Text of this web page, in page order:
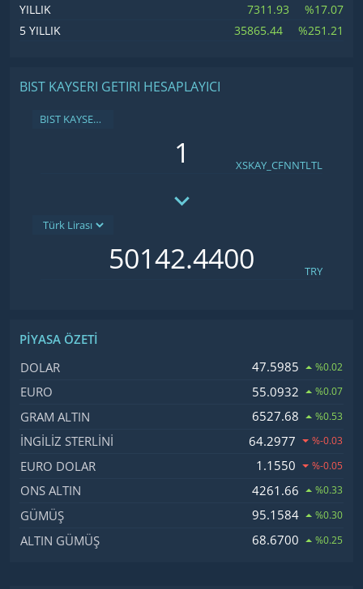
YILLIK
7311.93
%17.07
5 YILLIK
35865.44 %251.21
BIST KAYSERI GETIRI HESAPLAYICI
BIST KAYSERI GETIRI
XSKAY_CFNNTLTL
TRY
PIYASA ÖZETI
İsim, Kod
DOLAR 47.5985 %0.02
EURO 55.0932 %0.07
GRAM ALTIN 6527.68 %0.53
İNGILIZ STERLINI 64.2977 %-0.03
EURO DOLAR 1.1550 %-0.05
ONS ALTIN 4261.66 %0.33
GÜMÜŞ 95.1584 %0.30
ALTIN GÜMÜŞ 68.6700 %0.25